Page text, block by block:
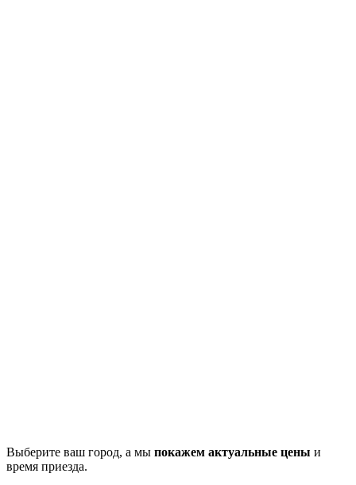
Выберите ваш город, а мы покажем актуальные цены и
время приезда.